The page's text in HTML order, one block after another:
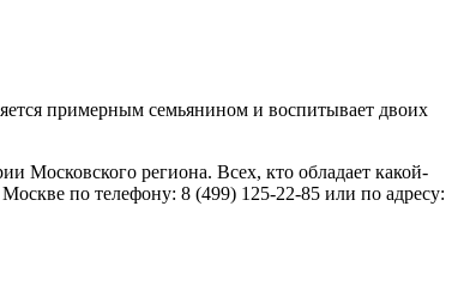
примерным семьянином и воспитывает двоих
Московского региона. Всех, кто обладает какой-
по телефону: 8 (499) 125-22-85 или по адресу: